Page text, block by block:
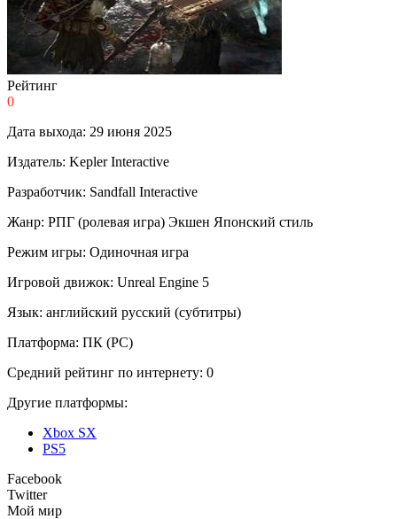
Рейтинг
0
Дата выхода: 29 июня 2025
Издатель: Kepler Interactive
Разработчик: Sandfall Interactive
Жанр: РПГ (ролевая игра) Экшен Японский стиль
Режим игры: Одиночная игра
Игровой движок: Unreal Engine 5
Язык: английский русский (субтитры)
Платформа: ПК (PC)
Средний рейтинг по интернету: 0
Другие платформы:
Xbox SX
PS5
Facebook
Twitter
Мой мир